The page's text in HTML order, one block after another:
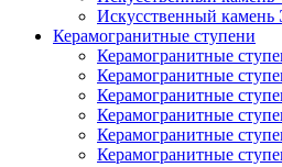
Искусственный камень
Керамогранитные ступени
Керамогранитные
Керамогранитные
Керамогранитные
Керамогранитные
Керамогранитные
Керамогранитные